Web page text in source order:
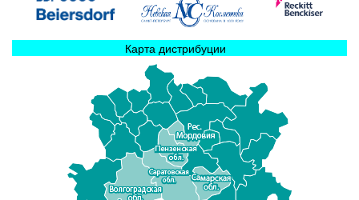
Карта дистрибуции